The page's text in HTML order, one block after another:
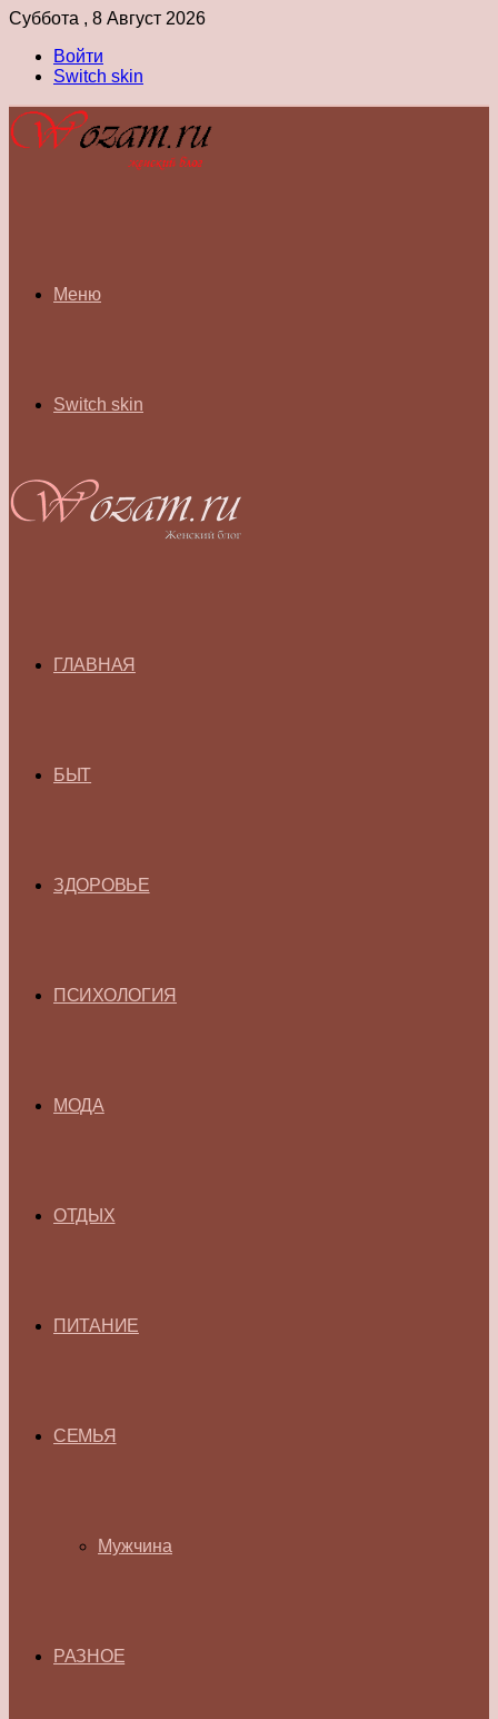
Суббота , 8 Август 2026
Войти
Switch skin
Меню
Switch skin
ГЛАВНАЯ
БЫТ
ЗДОРОВЬЕ
ПСИХОЛОГИЯ
МОДА
ОТДЫХ
ПИТАНИЕ
СЕМЬЯ
Мужчина
РАЗНОЕ